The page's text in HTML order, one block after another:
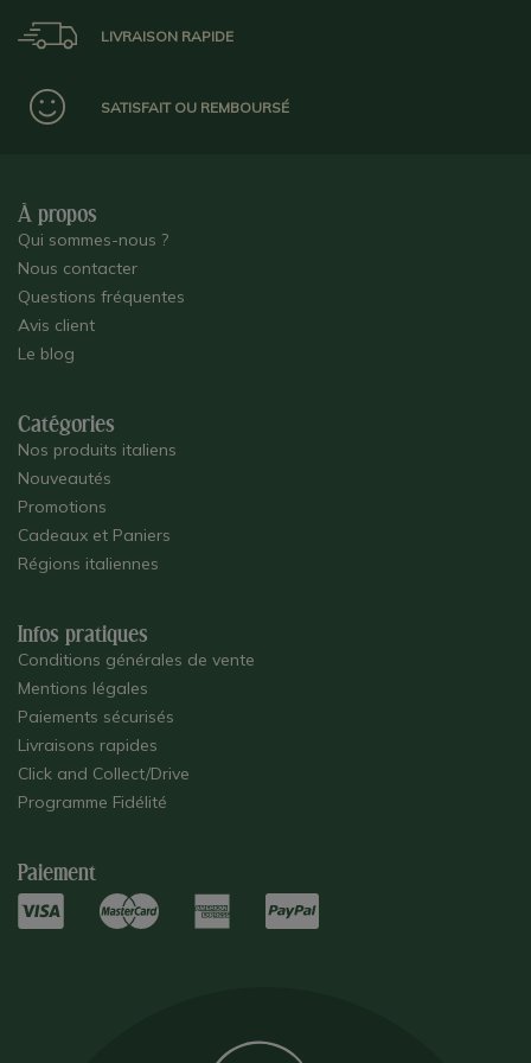
LIVRAISON RAPIDE
SATISFAIT OU REMBOURSÉ
À propos
Qui sommes-nous ?
Nous contacter
Questions fréquentes
Avis client
Le blog
Catégories
Nos produits italiens
Nouveautés
Promotions
Cadeaux et Paniers
Régions italiennes
Infos pratiques
Conditions générales de vente
Mentions légales
Paiements sécurisés
Livraisons rapides
Click and Collect/Drive
Programme Fidélité
Paiement